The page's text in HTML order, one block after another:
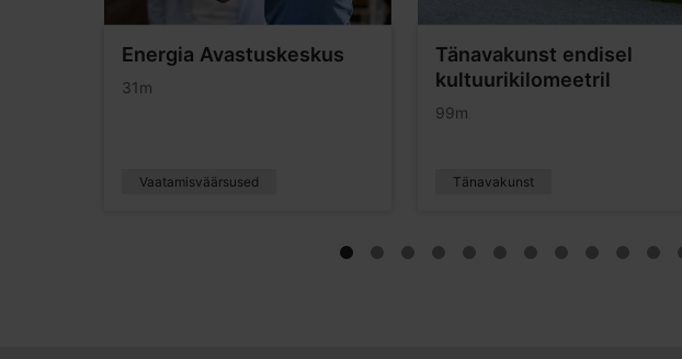
Energia Avastuskeskus
31m
Vaatamisväärsused
Tänavakunst endisel
kultuurikilomeetril
99m
Tänavakunst